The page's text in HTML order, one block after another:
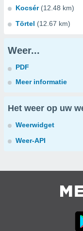
Kocsér (12.48 km)
Törtel (12.67 km)
Weer...
PDF
Meer informatie
Het weer op uw
Weerwidget
Weer-API